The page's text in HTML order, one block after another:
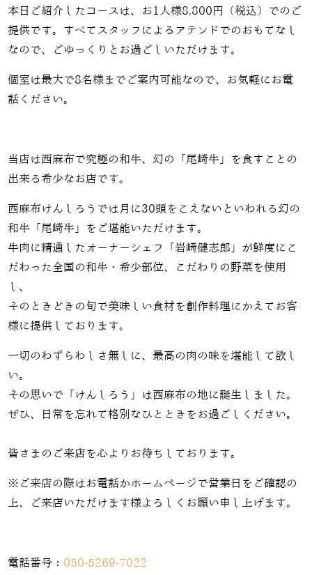
本日ご紹介したコースは、お1 人様8,800 円（税込）でのご
提供です。すべてスタッフによるアテンドでのおもてなし
なので、ごゆっくりとお過ごしいただけます。
個室は最大で8名様までご案内可能なので、お気軽にお電
話ください。
当店は西麻布で究極の和牛、幻の「尾崎牛」を食すことの
出来る希少なお店です。
西麻布けんしろうでは月に30頭をこえないといわれる幻の
和牛「尾崎牛」をご堪能いただけます。
牛肉に精通したオーナーシェフ「岩崎健志郎」が鮮度にこ
だわった全国の和牛・希少部位、こだわりの野菜を使用
し、
そのときどきの旬で美味しい食材を創作料理にかえてお客
様に提供しております。
一切のわずらわしさ無しに、最高の肉の味を堪能して欲し
い。
その思いで「けんしろう」は西麻布の地に誕生しました。
ぜひ、日常を忘れて格別なひとときをお過ごしください。
皆さまのご来店を心よりお待ちしております。
※ご来店の際はお電話かホームページで営業日をご確認の
上、ご来店いただけます様よろしくお願い申し上げます。
電話番号： 050-5269-7022